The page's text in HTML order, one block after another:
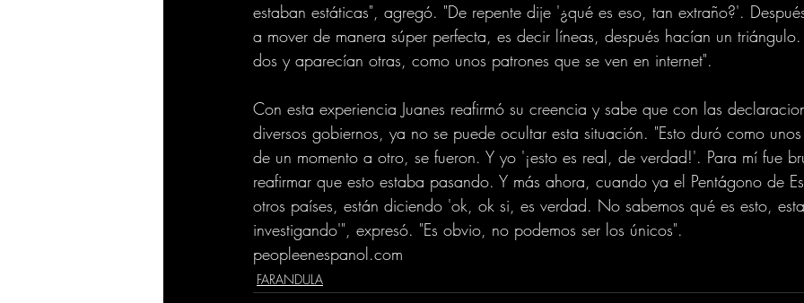
estaban estáticas", agregó. "De repente dije '¿qué es eso, tan extraño?'.
a mover de manera súper perfecta, es decir líneas, después hacían un
dos y aparecían otras, como unos patrones que se ven en internet".
Con esta experiencia Juanes reafirmó su creencia y sabe que con las
diversos gobiernos, ya no se puede ocultar esta situación. "Esto duró como
de un momento a otro, se fueron. Y yo '¡esto es real, de verdad!'. Para mí fue
reafirmar que esto estaba pasando. Y más ahora, cuando ya el Pentágono de
otros países, están diciendo 'ok, ok si, es verdad. No sabemos qué es esto,
investigando'", expresó. "Es obvio, no podemos ser los únicos".
peopleenespanol.com
FARANDULA